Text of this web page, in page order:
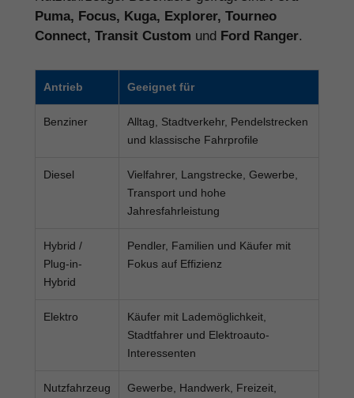
Puma, Focus, Kuga, Explorer, Tourneo
Connect, Transit Custom und Ford Ranger.
Antrieb Geeignet für
Benziner
Alltag, Stadtverkehr, Pendelstrecken
und klassische Fahrprofile
Diesel
Vielfahrer, Langstrecke, Gewerbe,
Transport und hohe
Jahresfahrleistung
Hybrid /
Plug-in-
Hybrid
Pendler, Familien und Käufer mit
Fokus auf Effizienz
Elektro
Käufer mit Lademöglichkeit,
Stadtfahrer und Elektroauto-
Interessenten
Nutzfahrzeug
Gewerbe, Handwerk, Freizeit,